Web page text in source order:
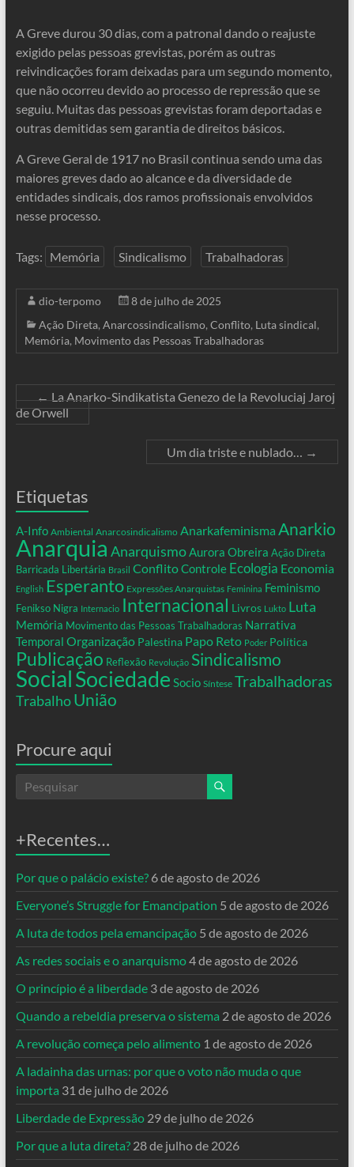
A Greve durou 30 dias, com a patronal dando o reajuste
exigido pelas pessoas grevistas, porém as outras
reivindicações foram deixadas para um segundo momento,
que não ocorreu devido ao processo de repressão que se
seguiu. Muitas das pessoas grevistas foram deportadas e
outras demitidas sem garantia de direitos básicos.
A Greve Geral de 1917 no Brasil continua sendo uma das
maiores greves dado ao alcance e da diversidade de
entidades sindicais, dos ramos profissionais envolvidos
nesse processo.
Tags: Memória Sindicalismo Trabalhadoras
dio-terpomo
8 de julho de 2025
Ação Direta, Anarcossindicalismo, Conflito, Luta sindical,
Memória, Movimento das Pessoas Trabalhadoras
←La Anarko-Sindikatista Genezo de la Revoluciaj Jaroj
de Orwell
Um dia triste e nublado… →
Etiquetas
A-Info Ambiental Anarcosindicalismo Anarkafeminisma Anarkio
Anarquia AnarquismoAurora Obreira Ação Direta
Barricada Libertária Brasil ConflitoControle Ecologia Economia
English Esperanto Expressões Anarquistas Feminina Feminismo
Fenikso Nigra Internacio Internacional Livros Lukto Luta
Memória Movimento das Pessoas Trabalhadoras Narrativa
Temporal Organização Palestina Papo Reto Poder Política
Publicação Reflexão Revolução Sindicalismo
SocialSociedade Socio Síntese Trabalhadoras
Trabalho União
Procure aqui
+Recentes…
Por que o palácio existe? 6 de agosto de 2026
Everyone’s Struggle for Emancipation 5 de agosto de 2026
A luta de todos pela emancipação 5 de agosto de 2026
As redes sociais e o anarquismo4 de agosto de 2026
O princípio é a liberdade 3 de agosto de 2026
Quando a rebeldia preserva o sistema 2 de agosto de 2026
A revolução começa pelo alimento 1 de agosto de 2026
A ladainha das urnas: por que o voto não muda o que
importa 31 de julho de 2026
Liberdade de Expressão 29 de julho de 2026
Por que a luta direta? 28 de julho de 2026